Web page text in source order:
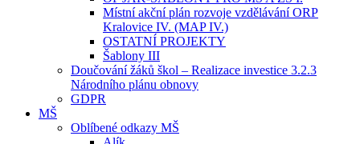
Místní akční plán rozvoje vzdělávání ORP
Kralovice IV. (MAP IV.)
OSTATNÍ PROJEKTY
Šablony III
Doučování žáků škol – Realizace investice 3.2.3
Národního plánu obnovy
GDPR
MŠ
Oblíbené odkazy MŠ